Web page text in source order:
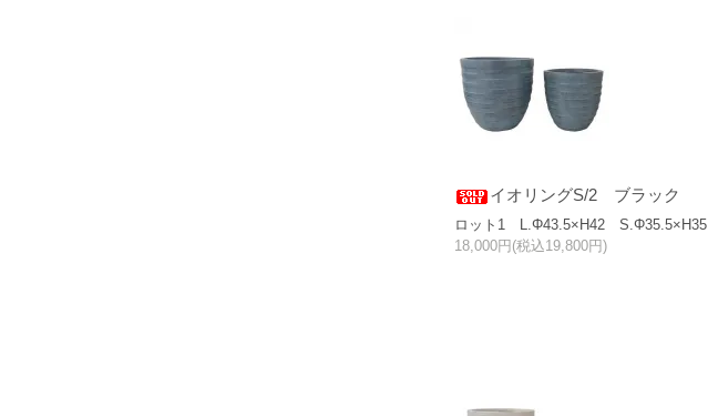
イオリングS/2 ブラック
ロット1 L.Φ43.5×H42 S.Φ35.5×H35
18,000円(税込19,800円)